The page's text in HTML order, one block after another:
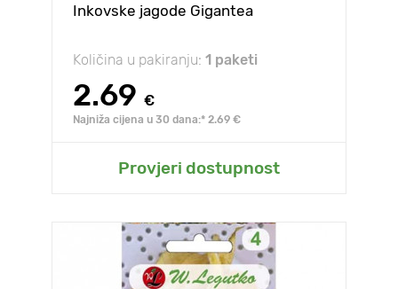
Inkovske jagode Gigantea
Količina u pakiranju: 1 paketi
2.69 €
Najniža cijena u 30 dana:* 2.69 €
Provjeri dostupnost